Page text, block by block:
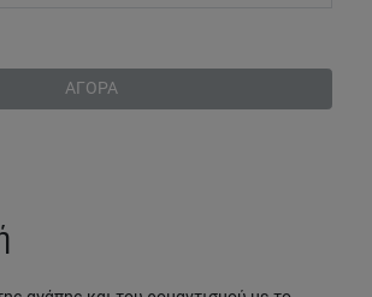
ΑΓΟΡΑ